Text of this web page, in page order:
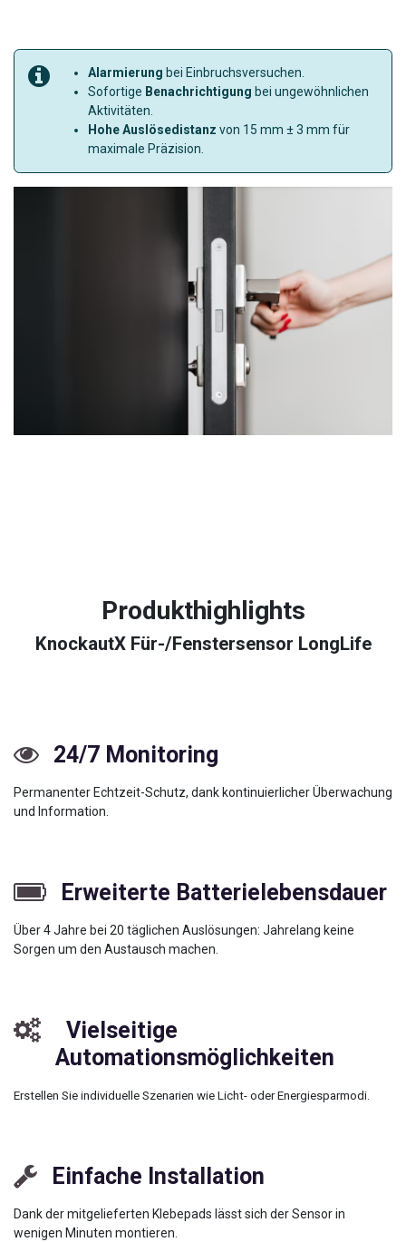
Alarmierung bei Einbruchsversuchen.
Sofortige Benachrichtigung bei ungewöhnlichen
Aktivitäten.
Hohe Auslösedistanz von 15 mm ± 3 mm für
maximale Präzision.
Produkthighlights
KnockautX Für-/Fenstersensor LongLife
24/7 Monitoring
Permanenter Echtzeit-Schutz, dank kontinuierlicher Überwachung
und Information.
Erweiterte Batterielebensdauer
Über 4 Jahre bei 20 täglichen Auslösungen: Jahrelang keine
Sorgen um den Austausch machen.
Vielseitige
Automationsmöglichkeiten
Erstellen Sie individuelle Szenarien wie Licht- oder Energiesparmodi. ​
Einfache Installation
Dank der mitgelieferten Klebepads lässt sich der Sensor in
wenigen Minuten montieren.